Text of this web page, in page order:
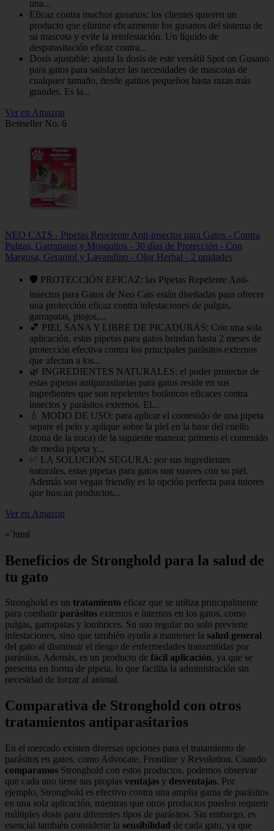
una...
Eficaz contra muchos gusanos: los clientes quieren un
producto que elimine eficazmente los gusanos del sistema de
su mascota y evite la reinfestación. Un líquido de
desparasitación eficaz contra...
Dosis ajustable: ajusta la dosis de este versátil Spot on Gusano
para gatos para satisfacer las necesidades de mascotas de
cualquier tamaño, desde gatitos pequeños hasta razas más
grandes. Es la...
Ver en Amazon
Bestseller No. 6
NEO CATS - Pipetas Repelente Anti-insectos para Gatos - Contra
Pulgas, Garrapatas y Mosquitos - 30 días de Protección - Con
Margosa, Geraniol y Lavandino - Olor Herbal - 2 unidades
🛡️ PROTECCIÓN EFICAZ: las Pipetas Repelente Anti-
insectos para Gatos de Neo Cats están diseñadas para ofrecer
una protección eficaz contra infestaciones de pulgas,
garrapatas, piojos,...
💕 PIEL SANA Y LIBRE DE PICADURAS: Con una sola
aplicación, estas pipetas para gatos brindan hasta 2 meses de
protección efectiva contra los principales parásitos externos
que afectan a los...
🌿 INGREDIENTES NATURALES: el poder protector de
estas pipetas antiparasitarias para gatos reside en sus
ingredientes que son repelentes botánicos eficaces contra
insectos y parásitos externos. El...
💧 MODO DE USO: para aplicar el contenido de una pipeta
separe el pelo y aplique sobre la piel en la base del cuello
(zona de la nuca) de la siguiente manera: primero el contenido
de media pipeta y...
✅ LA SOLUCIÓN SEGURA: por sus ingredientes
naturales, estas pipetas para gatos son suaves con su piel.
Además son vegan friendly es la opción perfecta para tutores
que buscan productos...
Ver en Amazon
«`html
Beneficios de Stronghold para la salud de
tu gato
Stronghold es un tratamiento eficaz que se utiliza principalmente
para combatir parásitos externos e internos en los gatos, como
pulgas, garrapatas y lombrices. Su uso regular no solo previene
infestaciones, sino que también ayuda a mantener la salud general
del gato al disminuir el riesgo de enfermedades transmitidas por
parásitos. Además, es un producto de fácil aplicación, ya que se
presenta en forma de pipeta, lo que facilita la administración sin
necesidad de forzar al animal.
Comparativa de Stronghold con otros
tratamientos antiparasitarios
En el mercado existen diversas opciones para el tratamiento de
parásitos en gatos, como Advocate, Frontline y Revolution. Cuando
comparamos Stronghold con estos productos, podemos observar
que cada uno tiene sus propias ventajas y desventajas. Por
ejemplo, Stronghold es efectivo contra una amplia gama de parásitos
en una sola aplicación, mientras que otros productos pueden requerir
múltiples dosis para diferentes tipos de parásitos. Sin embargo, es
esencial también considerar la sensibilidad de cada gato, ya que